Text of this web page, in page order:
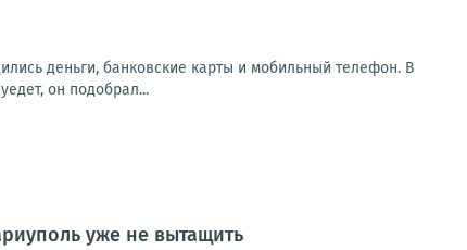
деньги, банковские карты и мобильный телефон. В
он подобрал...
уже не вытащить